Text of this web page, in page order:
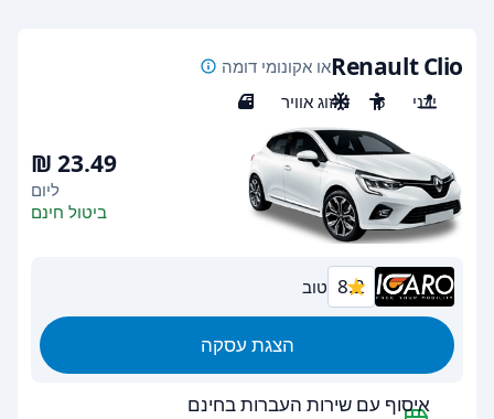
Renault Clioאו אקונומי דומה
ידני
5 מיזוג אוויר 5
ליום
ביטול חינם
8.2 טוב
הצגת עסקה
איסוף עם שירות העברות בחינם